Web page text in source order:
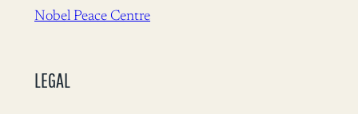
Nobel Peace Centre
LEGAL